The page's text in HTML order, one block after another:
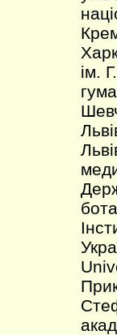
ім.